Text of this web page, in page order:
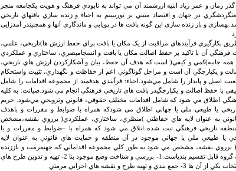
زمان و عمر زياد ابنيه ارزشمند آن مي تواند به نابودي فرهنگ و هويت يکجامعه منجر
در جهان و اقتصاد مبتني بر توريسم به احياء و زنده سازي بافتهاي تاريخي
و باز زنده سازي اين گونه بافت ها در پويايي و ماندگاري آنها و همچنيندر آمدزايي
بکارگيري فرآيندهاي مراقبت از يک مکان يا بافت براي حفظ ارزش ها)تاريخي، علمي،
فرهنگي آن با تاکيد بر حفظ اصالت مکان يا بافت و انسجامبصري، ساختاري و عملکردي
جانبه)کمي و کيفي( است که هدف آن حفظ، بيان و آشکارکردن ارزش هاي تاريخي،
و يکپارچگي آن است و مراحل گوناگوني اعم از حفاظت و نگهداري، تثبيت واستحکام
اصيل و پايدار را شامل مي‌شود.احياء: فرآيندي هدفمند از مجموعه اقدامات را شامل
با حفظ اصالت و يکپارچگيدر بافت هاي تاريخي فرهنگي انجام مي شود.صيانت: به کليه
اطلاق مي شود که شامل اقدامات مختلف حقوقي، قانوني وترويجي مي‌شود. حريم
يا طبيعي ملي يا جهاني اطلاق مي شودکه همراه با ضوابط و مقررات و باهدف
به عنوان لايه هاي حفاظتي )منظري، ساختاري، عملکردي( برروي نقشه،مشخص
تاريخي فرهنگي ثبت شده اتلاق مي شود که همراه با –ضوابط و مقررات و با
يا طبيعي ملي يا جهاني موجود در آن منطقه و حمايت هاي قانوني به عنوان لايه
برروي نقشه، مشخص مي شود.به طور کلي مجموعه اقداماتي که جهتمرمت و باززنده
سازي بناهاي تاريخي انجام مي شود به سه گروه قابل تقسيم بندياست:1- بررسي و شناخت وضع موجود بنا 2- تهيه و تدوين طرح هاي
طرح و نقشه هاي اجرايي مرمتي